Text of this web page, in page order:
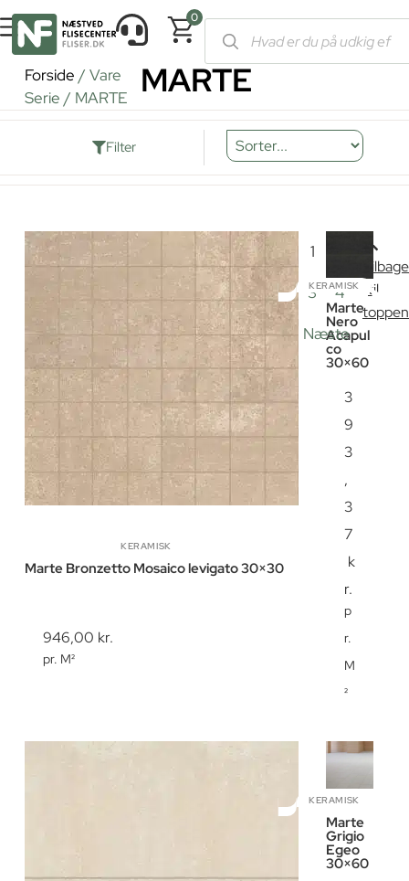
0
Forside / Vare
Serie / MARTE
MARTE
Filter
KERAMISK
Marte Bronzetto Mosaico levigato 30×30
946,00 kr.
pr. M²
KERAMISK
Marte
Nero
Acapul
co
30×60
3
9
3
,
3
7
k
r.
p
r.
M
²
KERAMISK
Marte
Grigio
Egeo
30×60
1
3 4
Næste
Tilbage
til
toppen